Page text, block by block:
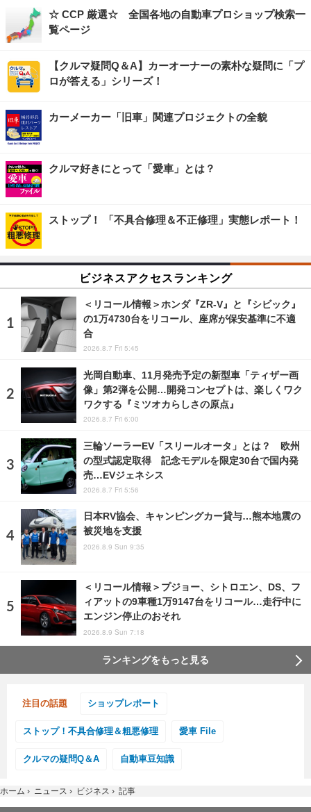
☆ CCP 厳選☆ 全国各地の自動車プロショップ検索一
覧ページ
【クルマ疑問Q＆A】カーオーナーの素朴な疑問に「プ
ロが答える」シリーズ！
カーメーカー「旧車」関連プロジェクトの全貌
クルマ好きにとって「愛車」とは？
ストップ！ 「不具合修理＆不正修理」実態レポート！
ビジネスアクセスランキング
＜リコール情報＞ホンダ『ZR-V』と『シビック』
の1万4730台をリコール、座席が保安基準に不適
合
2026.8.7 Fri 5:45
光岡自動車、11月発売予定の新型車「ティザー画
像」第2弾を公開…開発コンセプトは、楽しくワク
ワクする『ミツオカらしさの原点』
2026.8.7 Fri 6:00
三輪ソーラーEV「スリールオータ」とは？ 欧州
の型式認定取得 記念モデルを限定30台で国内発
売…EVジェネシス
2026.8.7 Fri 5:56
日本RV協会、キャンピングカー貸与…熊本地震の
被災地を支援
2026.8.9 Sun 9:35
＜リコール情報＞プジョー、シトロエン、DS、フ
ィアットの9車種1万9147台をリコール…走行中に
エンジン停止のおそれ
2026.8.9 Sun 7:18
ランキングをもっと見る
注目の話題 ショップレポート
ストップ！不具合修理＆粗悪修理 愛車 File
クルマの疑問Q＆A 自動車豆知識
ホーム › ニュース › ビジネス › 記事